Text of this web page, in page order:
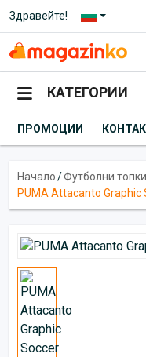
Здравейте!
КАТЕГОРИИ
ПРОМОЦИИ
Начало/Футболни топки
PUMA Attacanto Graphic